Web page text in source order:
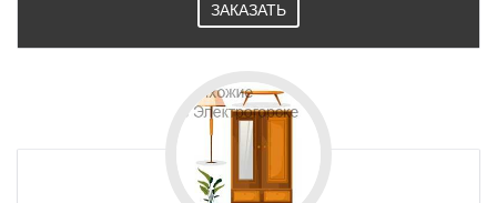
ЗАКАЗАТЬ